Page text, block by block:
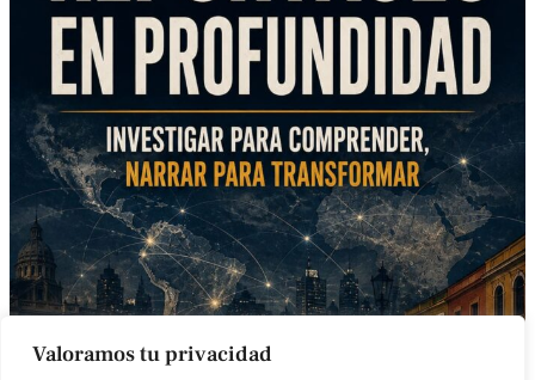
Valoramos tu privacidad